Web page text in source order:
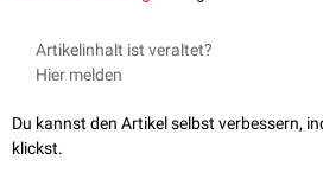
Artikelinhalt ist veraltet?
Hier melden
Du kannst den Artikel selbst verbessern,
klickst.